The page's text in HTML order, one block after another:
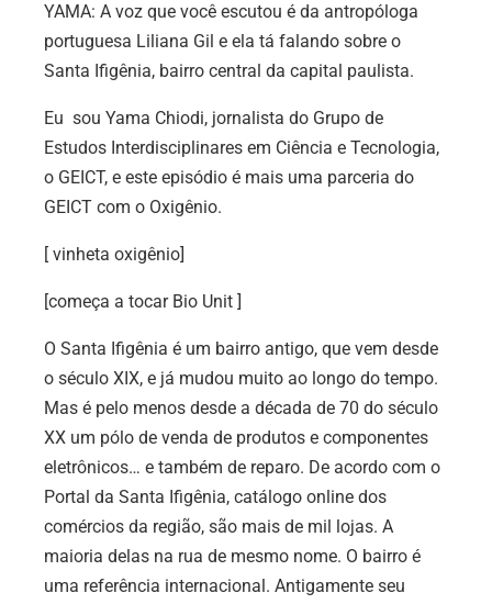
YAMA: A voz que você escutou é da antropóloga
portuguesa Liliana Gil e ela tá falando sobre o
Santa Ifigênia, bairro central da capital paulista.
Eu sou Yama Chiodi, jornalista do Grupo de
Estudos Interdisciplinares em Ciência e Tecnologia,
o GEICT, e este episódio é mais uma parceria do
GEICT com o Oxigênio.
[ vinheta oxigênio]
[começa a tocar Bio Unit ]
O Santa Ifigênia é um bairro antigo, que vem desde
o século XIX, e já mudou muito ao longo do tempo.
Mas é pelo menos desde a década de 70 do século
XX um pólo de venda de produtos e componentes
eletrônicos… e também de reparo. De acordo com o
Portal da Santa Ifigênia, catálogo online dos
comércios da região, são mais de mil lojas. A
maioria delas na rua de mesmo nome. O bairro é
uma referência internacional. Antigamente seu